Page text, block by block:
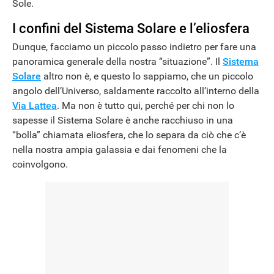
Sole.
I confini del Sistema Solare e l’eliosfera
Dunque, facciamo un piccolo passo indietro per fare una
panoramica generale della nostra “situazione”. Il Sistema
Solare altro non è, e questo lo sappiamo, che un piccolo
angolo dell’Universo, saldamente raccolto all’interno della
Via Lattea. Ma non è tutto qui, perché per chi non lo
sapesse il Sistema Solare è anche racchiuso in una
“bolla” chiamata eliosfera, che lo separa da ciò che c’è
nella nostra ampia galassia e dai fenomeni che la
coinvolgono.